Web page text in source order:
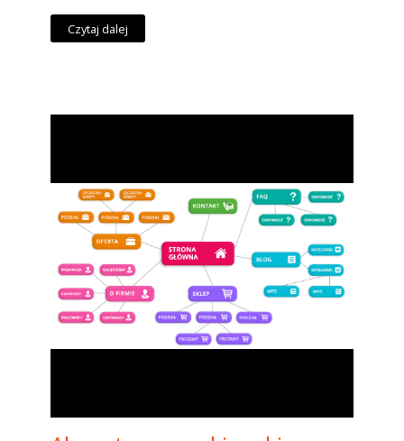
Czytaj dalej